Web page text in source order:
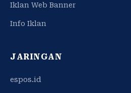
Iklan Web Banner
Info Iklan
JARINGAN
espos.id